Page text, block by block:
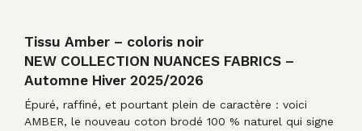
Tissu Amber – coloris noir
NEW COLLECTION NUANCES FABRICS –
Automne Hiver 2025/2026
Épuré, raffiné, et pourtant plein de caractère : voici
AMBER, le nouveau coton brodé 100 % naturel qui signe